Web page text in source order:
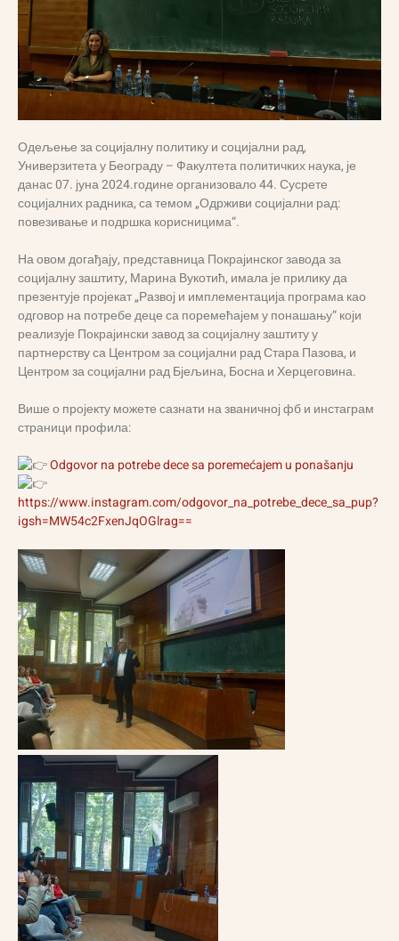
Одељење за социјалну политику и социјални рад,
Универзитета у Београду – Факултета политичких наука, је
данас 07. јуна 2024.године организовало 44. Сусрете
социјалних радника, са темом „Одрживи социјални рад:
повезивање и подршка корисницима“.
На овом догађају, представница Покрајинског завода за
социјалну заштиту, Марина Вукотић, имала је прилику да
презентује пројекат „Развој и имплементација програма као
одговор на потребе деце са поремећајем у понашању“ који
реализује Покрајински завод за социјалну заштиту у
партнерству са Центром за социјални рад Стара Пазова, и
Центром за социјални рад Бјељина, Босна и Херцеговина.
Више о пројекту можете сазнати на званичној фб и инстаграм
страници профила:
Odgovor na potrebe dece sa poremećajem u ponašanju
https://www.instagram.com/odgovor_na_potrebe_dece_sa_pup?
igsh=MW54c2FxenJqOGlrag==